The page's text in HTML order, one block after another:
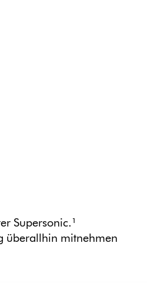
Supersonic.¹
überallhin mitnehmen